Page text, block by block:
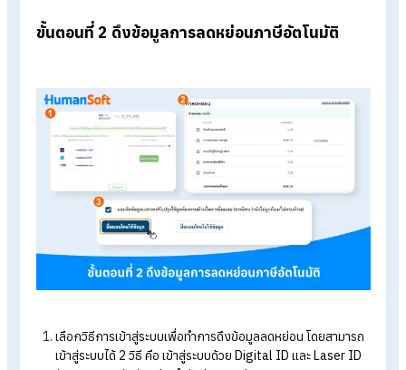
เข้าไปที่เว็บไซต์ efiling.rd.go.thของกรมสรรพากรเพื่อทำกา
ยื่นภาษี
“สมัครสมาชิก”
ทำการยืนยันตัวตนด้วยการขอรหัส OTP